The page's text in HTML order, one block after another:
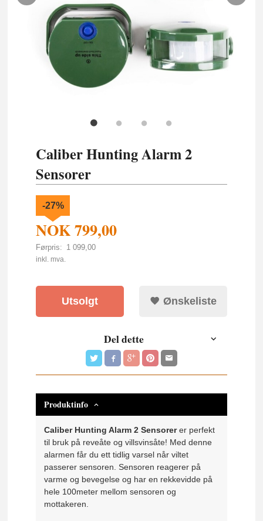
Caliber Hunting Alarm 2
Sensorer
NOK799,00
Førpris: 1 099,00
Rabatt
-27%
inkl. mva.
Utsolgt Ønskeliste
Del dette
Produktinfo
Caliber Hunting Alarm 2 Sensorer er perfekt
til bruk på reveåte og villsvinsåte! Med denne
alarmen får du ett tidlig varsel når viltet
passerer sensoren. Sensoren reagerer på
varme og bevegelse og har en rekkevidde på
hele 100meter mellom sensoren og
mottakeren.